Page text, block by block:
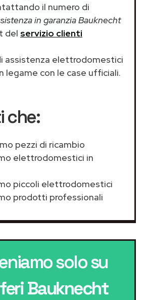
il numero di
in garanzia Bauknecht
del servizio clienti
assistenza elettrodomestici
legame con le case ufficiali.
che:
pezzi di ricambio
elettrodomestici in
piccoli elettrodomestici
prodotti professionali
solo su
Bauknecht